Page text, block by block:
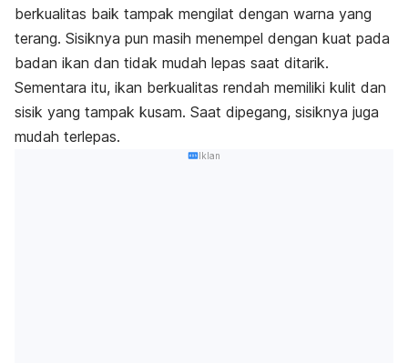
berkualitas baik tampak mengilat dengan warna yang
terang. Sisiknya pun masih menempel dengan kuat pada
badan ikan dan tidak mudah lepas saat ditarik.
Sementara itu, ikan berkualitas rendah memiliki kulit dan
sisik yang tampak kusam. Saat dipegang, sisiknya juga
mudah terlepas.
Iklan